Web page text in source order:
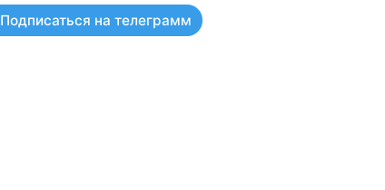
Подписаться на телеграмм